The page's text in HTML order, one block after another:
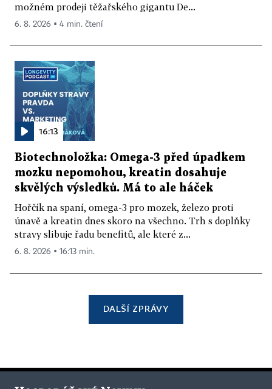
možném prodeji těžařského gigantu De...
6. 8. 2026 ▪ 4 min. čtení
16:13
Biotechnoložka: Omega-3 před úpadkem
mozku nepomohou, kreatin dosahuje
skvělých výsledků. Má to ale háček
Hořčík na spaní, omega-3 pro mozek, železo proti
únavě a kreatin dnes skoro na všechno. Trh s doplňky
stravy slibuje řadu benefitů, ale které z...
6. 8. 2026 ▪ 16:13 min.
DALŠÍ ZPRÁVY